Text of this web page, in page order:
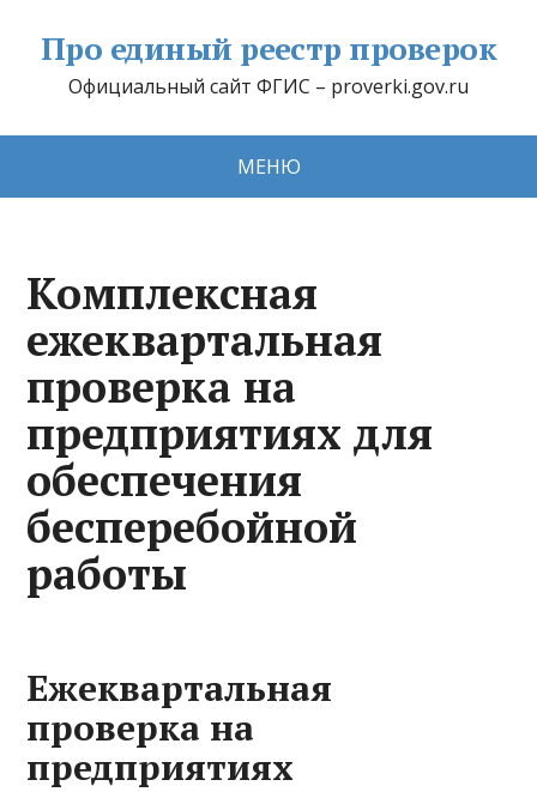
Про единый реестр проверок
Официальный сайт ФГИС – proverki.gov.ru
МЕНЮ
Комплексная
ежеквартальная
проверка на
предприятиях для
обеспечения
бесперебойной
работы
Ежеквартальная
проверка на
предприятиях